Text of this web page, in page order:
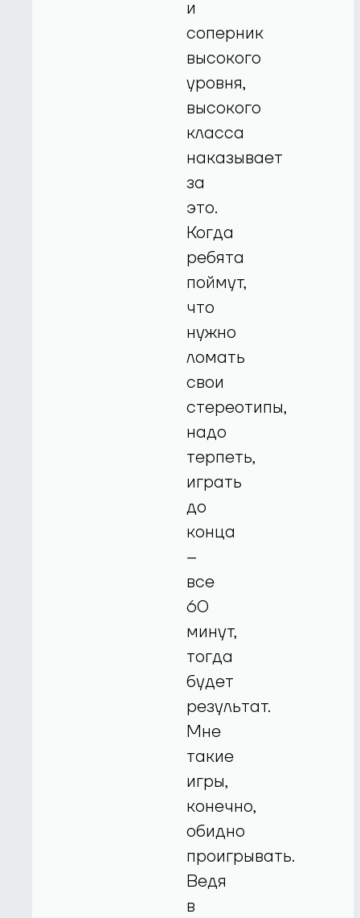
и
соперник
высокого
уровня,
высокого
класса
наказывает
за
это.
Когда
ребята
поймут,
что
нужно
ломать
свои
стереотипы,
надо
терпеть,
играть
до
конца
–
все
60
минут,
тогда
будет
результат.
Мне
такие
игры,
конечно,
обидно
проигрывать.
Ведя
в